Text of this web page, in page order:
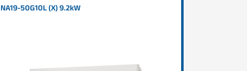
NA19-50G10L (X) 9.2kW